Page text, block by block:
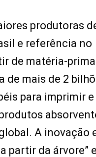
produtoras
e referência no
de matéria-
de mais de 2
para imprimir
A inovação
partir da árvore”